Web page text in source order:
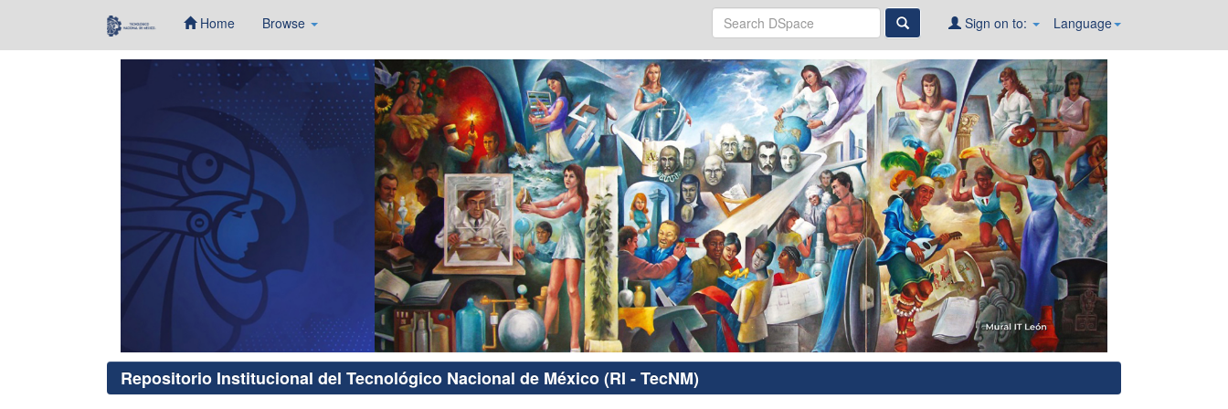
Home Browse Language
Sign on to:
Repositorio Institucional del Tecnológico Nacional de México (RI - TecNM)